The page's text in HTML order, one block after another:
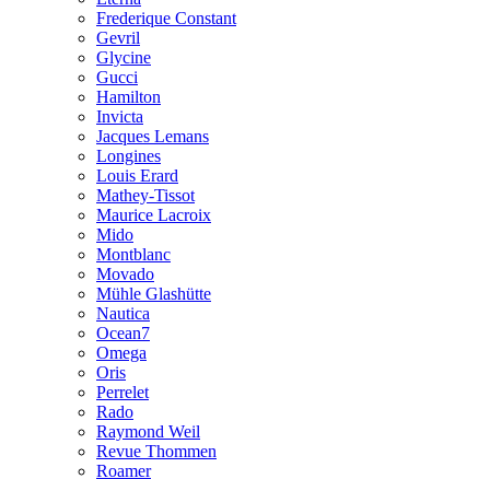
Frederique Constant
Gevril
Glycine
Gucci
Hamilton
Invicta
Jacques Lemans
Longines
Louis Erard
Mathey-Tissot
Maurice Lacroix
Mido
Montblanc
Movado
Mühle Glashütte
Nautica
Ocean7
Omega
Oris
Perrelet
Rado
Raymond Weil
Revue Thommen
Roamer